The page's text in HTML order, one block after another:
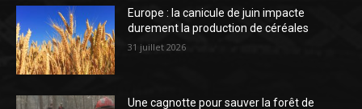
Europe : la canicule de juin impacte
durement la production de céréales
31 juillet 2026
Une cagnotte pour sauver la forêt de